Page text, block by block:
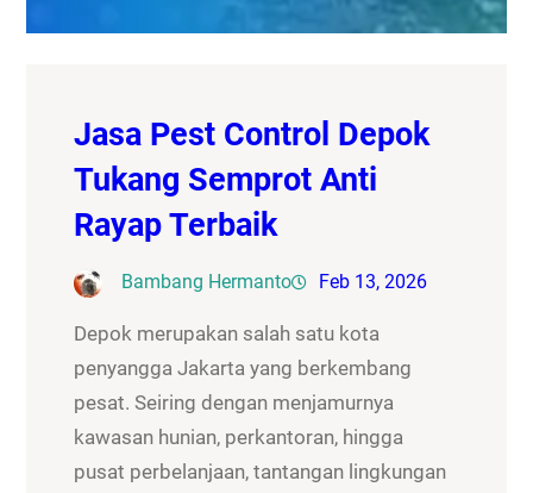
Jasa Pest Control Depok
Tukang Semprot Anti
Rayap Terbaik
Bambang Hermanto Feb 13, 2026
Depok merupakan salah satu kota
penyangga Jakarta yang berkembang
pesat. Seiring dengan menjamurnya
kawasan hunian, perkantoran, hingga
pusat perbelanjaan, tantangan lingkungan